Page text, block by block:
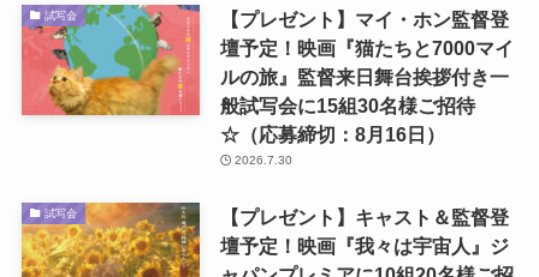
試写会
【プレゼント】マイ・ホン監督登
壇予定！映画『猫たちと7000マイ
ルの旅』監督来日舞台挨拶付き一
般試写会に15組30名様ご招待
☆（応募締切：8月16日）
2026.7.30
試写会
【プレゼント】キャスト＆監督登
壇予定！映画『我々は宇宙人』ジ